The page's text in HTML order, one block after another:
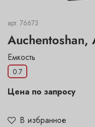
арт. 76673
Auchentoshan,
В избранное
Емкость
0.7
Цена по запросу